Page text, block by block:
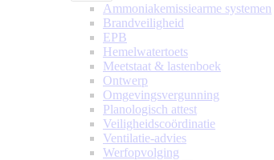
Ammoniakemissiearme systemen
Brandveiligheid
EPB
Hemelwatertoets
Meetstaat & lastenboek
Ontwerp
Omgevingsvergunning
Planologisch attest
Veiligheidscoördinatie
Ventilatie-advies
Werfopvolging